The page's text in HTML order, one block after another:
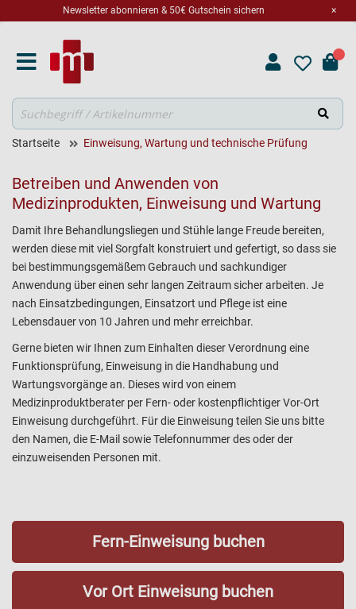
×
Newsletter abonnieren & 50€ Gutschein sichern
Suche
Startseite Einweisung, Wartung und technische Prüfung
Betreiben und Anwenden von
Medizinprodukten, Einweisung und Wartung
Damit Ihre Behandlungsliegen und Stühle lange Freude bereiten,
werden diese mit viel Sorgfalt konstruiert und gefertigt, so dass sie
bei bestimmungsgemäßem Gebrauch und sachkundiger
Anwendung über einen sehr langen Zeitraum sicher arbeiten. Je
nach Einsatzbedingungen, Einsatzort und Pflege ist eine
Lebensdauer von 10 Jahren und mehr erreichbar.
Gerne bieten wir Ihnen zum Einhalten dieser Verordnung eine
Funktionsprüfung, Einweisung in die Handhabung und
Wartungsvorgänge an. Dieses wird von einem
Medizinproduktberater per Fern- oder kostenpflichtiger Vor-Ort
Einweisung durchgeführt. Für die Einweisung teilen Sie uns bitte
den Namen, die E-Mail sowie Telefonnummer des oder der
einzuweisenden Personen mit.
Fern-Einweisung buchen
Vor Ort Einweisung buchen